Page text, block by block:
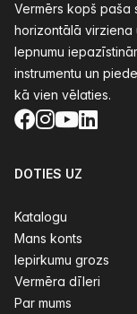
Vermērs kopš paša
horizontālā virziena
lepnumu
instrumentu un
kā vien vēlaties.
Facebook
Instagram
YouTube
DOTIES UZ
Katalogu
Mans konts
Iepirkumu grozs
Vermēra dīleri
Par mums